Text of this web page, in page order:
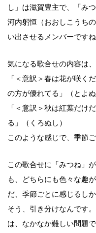
し」は滋賀豊主で、「み
河内躬恒（おおしこうち
い出させるメンバーですね
気になる歌合せの内容は、
「＜意訳＞春は花が咲く
の方が優れてる」（とよぬ
「＜意訳＞秋は紅葉だけ
る」（くろぬし）
このような感じで、季節
この歌合せに「みつね」
も、どちらにも色々な趣
だ、季節ごとに感じるし
そう、引き分けなんです
は、なかなか難しい問題で